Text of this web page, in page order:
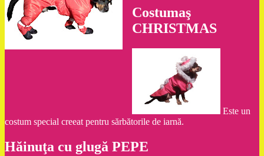
Costumaş
CHRISTMAS
Este un
costum special creeat pentru sărbătorile de iarnă.
Hăinuţa cu glugă PEPE